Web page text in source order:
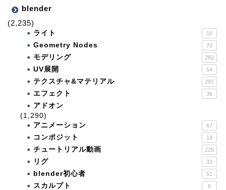
blender
(2,235)
ライト 10
Geometry Nodes 70
モデリング 282
UV展開 54
テクスチャ&マテリアル 297
エフェクト 36
アドオン
(1,290)
アニメーション
67
コンポジット 18
チュートリアル動画 229
リグ 33
blender初心者 51
スカルプト 6